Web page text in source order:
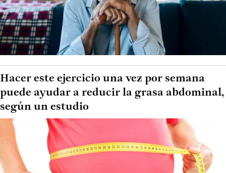
Hacer este ejercicio una vez por semana
puede ayudar a reducir la grasa abdominal,
según un estudio